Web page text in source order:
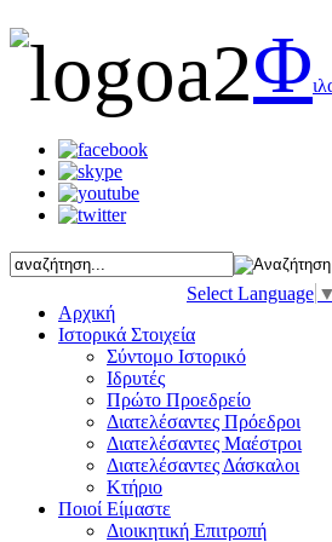
Φ
Select Language ▼
Αρχική
Ιστορικά Στοιχεία
Σύντομο Ιστορικό
Ιδρυτές
Πρώτο Προεδρείο
Διατελέσαντες Πρόεδροι
Διατελέσαντες Μαέστροι
Διατελέσαντες Δάσκαλοι
Κτήριο
Ποιοί Είμαστε
Διοικητική Επιτροπή